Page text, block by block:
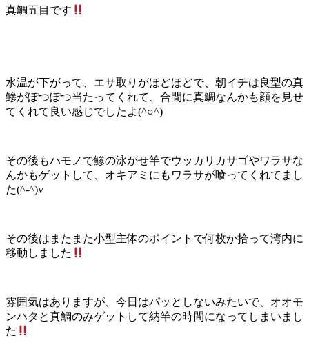
真鯛五目です
水温が下がって、エサ取りがほどほどで、朝イチは良型の真
鯵がぽつぽつ当たってくれて、合間に真鯛なんかも顔を見せ
てくれて良い感じでしたよ(^○^)
その後もハモノで鯵の泳がせ竿でウッカリカサゴやワラサな
んかもゲットして、オキアミにもワラサが喰ってくれてまし
た(^-^)v
その後はまたまた小型主体のポイントで何枚か拾って湾内に
移動しました
雰囲気はありますが、今日はパッとしないみたいで、オオモ
ンハタと真鯛のみゲットして納竿の時間になってしまいまし
た